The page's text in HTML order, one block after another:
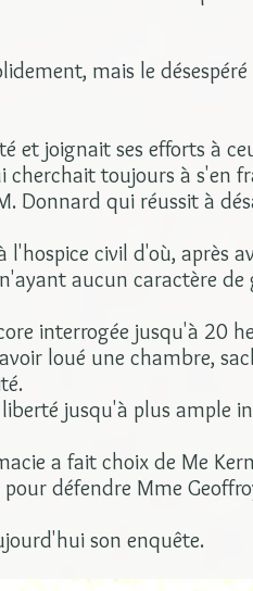
mais le
et joignait ses efforts à
cherchait toujours à s'en
Donnard qui réussit à
civil d'où, après
aucun caractère de
interrogée jusqu'à 20
loué une chambre,
jusqu'à plus ample
a fait choix de Me
défendre Mme
son enquête.